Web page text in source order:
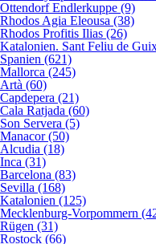
Ottendorf Endlerkuppe (9)
Rhodos Agia Eleousa (38)
Rhodos Profitis Ilias (26)
Katalonien. Sant Feliu de
Spanien (621)
Mallorca (245)
Artà (60)
Capdepera (21)
Cala Ratjada (60)
Son Servera (5)
Manacor (50)
Alcudia (18)
Inca (31)
Barcelona (83)
Sevilla (168)
Katalonien (125)
Mecklenburg-Vorpommern
Rügen (31)
Rostock (66)